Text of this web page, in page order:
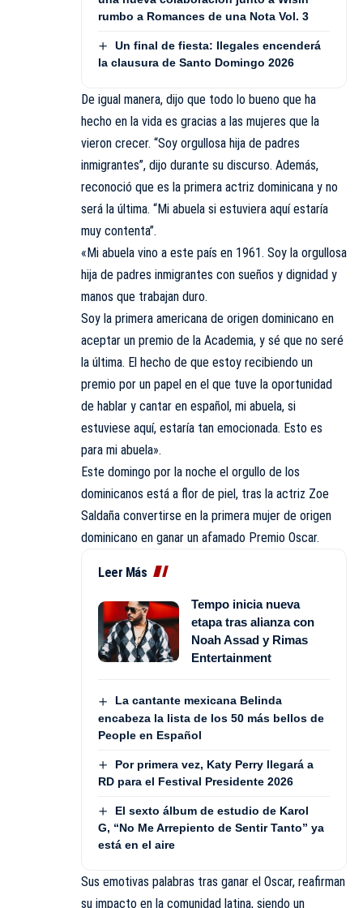
rumbo a Romances de una Nota Vol. 3
Un final de fiesta: Ilegales encenderá
la clausura de Santo Domingo 2026
De igual manera, dijo que todo lo bueno que ha
hecho en la vida es gracias a las mujeres que la
vieron crecer. “Soy orgullosa hija de padres
inmigrantes”, dijo durante su discurso. Además,
reconoció que es la primera actriz dominicana y no
será la última. “Mi abuela si estuviera aquí estaría
muy contenta”.
«Mi abuela vino a este país en 1961. Soy la orgullosa
hija de padres inmigrantes con sueños y dignidad y
manos que trabajan duro.
Soy la primera americana de origen dominicano en
aceptar un premio de la Academia, y sé que no seré
la última. El hecho de que estoy recibiendo un
premio por un papel en el que tuve la oportunidad
de hablar y cantar en español, mi abuela, si
estuviese aquí, estaría tan emocionada. Esto es
para mi abuela».
Este domingo por la noche el orgullo de los
dominicanos está a flor de piel, tras la actriz Zoe
Saldaña convertirse en la primera mujer de origen
dominicano en ganar un afamado Premio Oscar.
Leer Más
Tempo inicia nueva
etapa tras alianza con
Noah Assad y Rimas
Entertainment
La cantante mexicana Belinda
encabeza la lista de los 50 más bellos de
People en Español
Por primera vez, Katy Perry llegará a
RD para el Festival Presidente 2026
El sexto álbum de estudio de Karol
G, “No Me Arrepiento de Sentir Tanto” ya
está en el aire
Sus emotivas palabras tras ganar el Oscar, reafirman
su impacto en la comunidad latina, siendo un